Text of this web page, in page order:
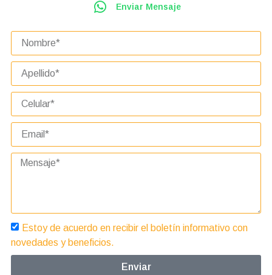
Enviar Mensaje
Estoy de acuerdo en recibir el boletín informativo con
novedades y beneficios.
Enviar